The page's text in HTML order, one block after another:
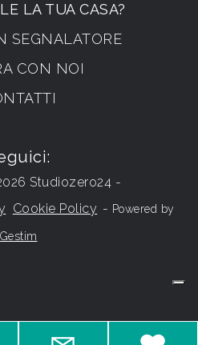
LA TUA CASA?
SEGNALATORE
CON NOI
Studiozero24 -
Cookie Policy - Powered by
Gestim